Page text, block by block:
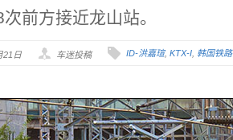
前方接近龙山站。
21日 车迷投稿 ID-洪嘉瑄, KTX-I 韩国铁路